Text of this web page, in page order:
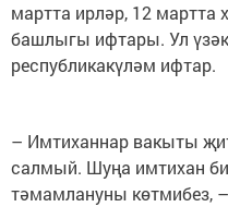
мартта ирләр, 12 мартта
башлыгы ифтары. Ул
республикакүләм ифтар.
– Имтиханнар вакыты
салмый. Шуңа имтихан
тәмамлануны көтмибез,